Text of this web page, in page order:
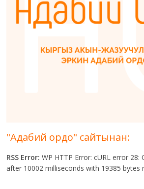
"Адабий ордо" сайтынан:
RSS Error: WP HTTP Error: cURL error
after 10002 milliseconds with 19385 bytes